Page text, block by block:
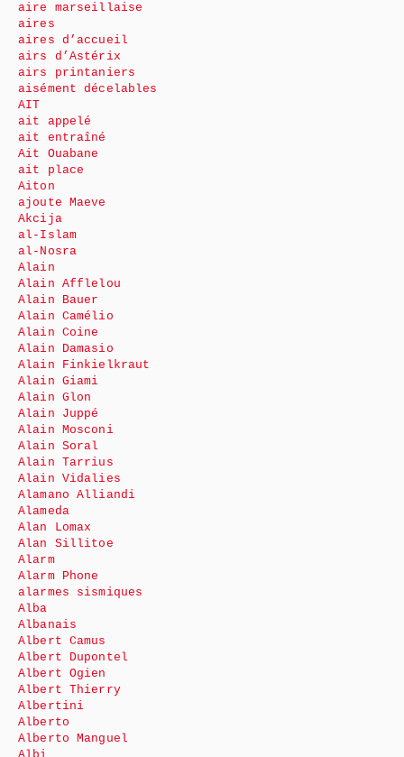
aire marseillaise
aires
aires d’accueil
airs d’Astérix
airs printaniers
aisément décelables
AIT
ait appelé
ait entraîné
Ait Ouabane
ait place
Aiton
ajoute Maeve
Akcija
al-Islam
al-Nosra
Alain
Alain Afflelou
Alain Bauer
Alain Camélio
Alain Coine
Alain Damasio
Alain Finkielkraut
Alain Giami
Alain Glon
Alain Juppé
Alain Mosconi
Alain Soral
Alain Tarrius
Alain Vidalies
Alamano Alliandi
Alameda
Alan Lomax
Alan Sillitoe
Alarm
Alarm Phone
alarmes sismiques
Alba
Albanais
Albert Camus
Albert Dupontel
Albert Ogien
Albert Thierry
Albertini
Alberto
Alberto Manguel